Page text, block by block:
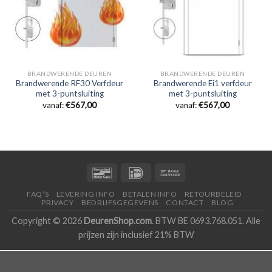
BRANDWERENDE DEUREN
Brandwerende RF30 Verfdeur
met 3-puntsluiting
vanaf:€567,00
BRANDWERENDE DEUREN
Brandwerende Ei1 verfdeur
met 3-puntsluiting
vanaf:€567,00
FAQ’S LEVERING INFO BETALEN INFO
RETOURBELEID
PRIVACY
BEDRIJFSGEGEVENS CONTACT BLOG
Copyright © 2026 DeurenShop.com. BTW BE 0693.768.051. Alle
prijzen zijn inclusief 21% BTW